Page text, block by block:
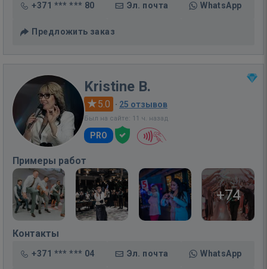
+371 *** *** 80 Эл. почта WhatsApp
Предложить заказ
Kristine B.
5.0 · 25 отзывов
Был на сайте: 11 ч. назад
PRO
Примеры работ
+74
Контакты
+371 *** *** 04 Эл. почта WhatsApp